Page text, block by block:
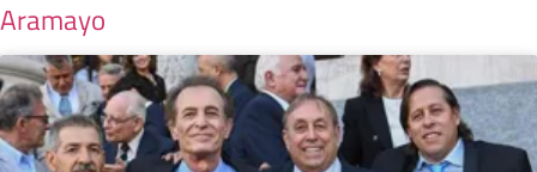
Aramayo